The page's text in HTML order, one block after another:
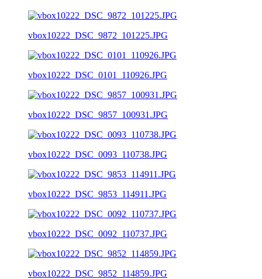
vbox10222_DSC_9872_101225.JPG
vbox10222_DSC_0101_110926.JPG
vbox10222_DSC_9857_100931.JPG
vbox10222_DSC_0093_110738.JPG
vbox10222_DSC_9853_114911.JPG
vbox10222_DSC_0092_110737.JPG
vbox10222_DSC_9852_114859.JPG